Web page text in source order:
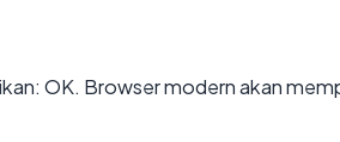
OK. Browser modern akan